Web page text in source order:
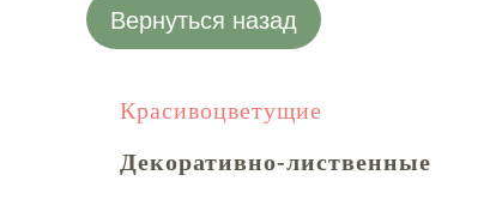
Вернуться назад
Красивоцветущие
Декоративно-лиственные